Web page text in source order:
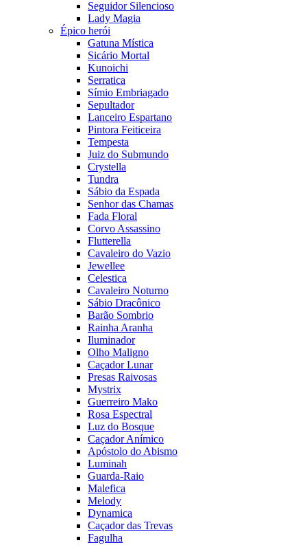
Seguidor Silencioso
Lady Magia
Épico herói
Gatuna Mística
Sicário Mortal
Kunoichi
Serratica
Símio Embriagado
Sepultador
Lanceiro Espartano
Pintora Feiticeira
Tempesta
Juiz do Submundo
Crystella
Tundra
Sábio da Espada
Senhor das Chamas
Fada Floral
Corvo Assassino
Flutterella
Cavaleiro do Vazio
Jewellee
Celestica
Cavaleiro Noturno
Sábio Dracônico
Barão Sombrio
Rainha Aranha
Iluminador
Olho Maligno
Caçador Lunar
Presas Raivosas
Mystrix
Guerreiro Mako
Rosa Espectral
Luz do Bosque
Caçador Anímico
Apóstolo do Abismo
Luminah
Guarda-Raio
Malefica
Melody
Dynamica
Caçador das Trevas
Fagulha